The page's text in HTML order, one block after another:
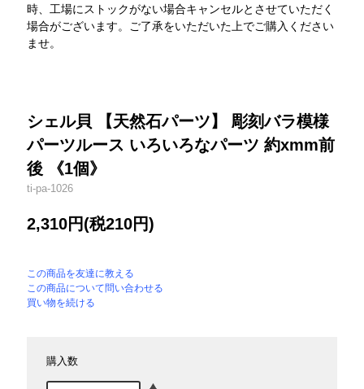
時、工場にストックがない場合キャンセルとさせていただく
場合がございます。ご了承をいただいた上でご購入ください
ませ。
シェル貝 【天然石パーツ】 彫刻バラ模様
パーツルース いろいろなパーツ 約xmm前
後 《1個》
ti-pa-1026
2,310円(税210円)
この商品を友達に教える
この商品について問い合わせる
買い物を続ける
購入数